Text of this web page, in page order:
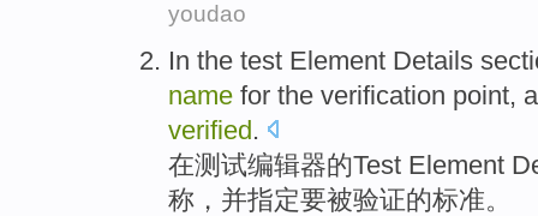
youdao
In the test Element Details
name for the verification point,
verified.
在测试编辑器的Test Element
称 ， 并指定要被验证的标准。